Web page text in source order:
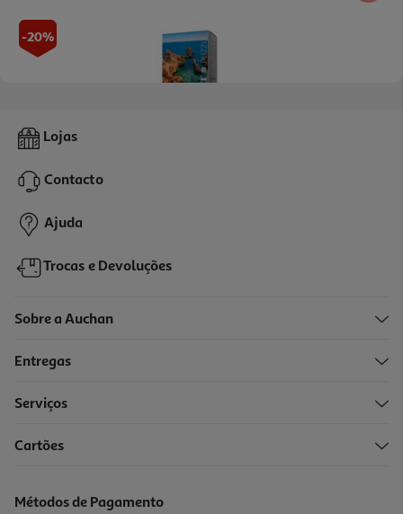
-20%
Puzzle Praia Olivo 1000 Peças
Price reduced from
9,99 €to
7,99 €
-25%
Price reduced from
24,99 €to
Lojas
Contacto
Ajuda
Trocas e Devoluções
Sobre a Auchan
Entregas
Serviços
Cartões
Métodos de Pagamento